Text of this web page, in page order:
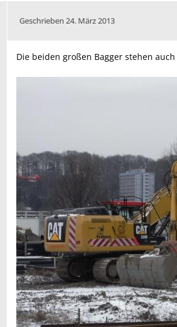
Geschrieben 24. März 2013
Die beiden großen Bagger stehen